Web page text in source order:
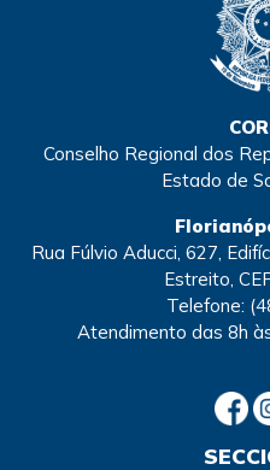
Conselho Regional dos
Estado de
Rua Fúlvio Aducci, 627,
Estreito,
Telefone:
Atendimento das 8h